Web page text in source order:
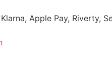
Apple Pay, Riverty,